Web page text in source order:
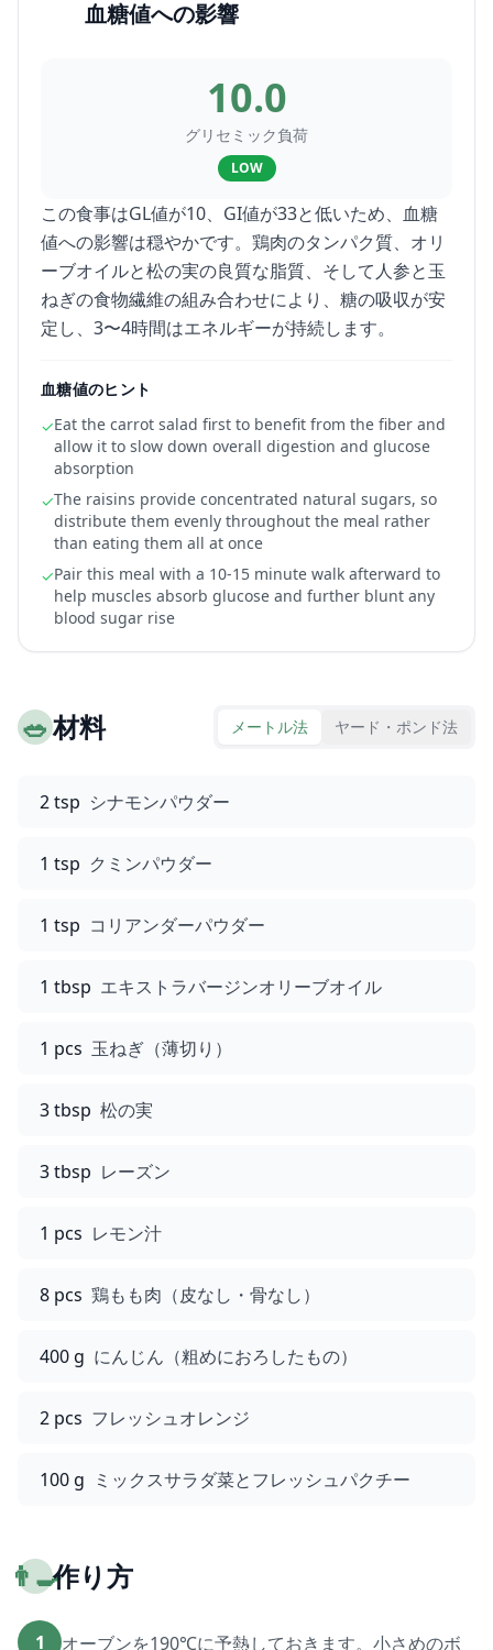
血糖値への影響
10.0
グリセミック負荷
LOW
この食事はGL値が10、GI値が33と低いため、血糖
値への影響は穏やかです。鶏肉のタンパク質、オリ
ーブオイルと松の実の良質な脂質、そして人参と玉
ねぎの食物繊維の組み合わせにより、糖の吸収が安
定し、3〜4時間はエネルギーが持続します。
血糖値のヒント
✓Eat the carrot salad first to benefit from the fiber and
allow it to slow down overall digestion and glucose
absorption
✓The raisins provide concentrated natural sugars, so
distribute them evenly throughout the meal rather
than eating them all at once
✓Pair this meal with a 10-15 minute walk afterward to
help muscles absorb glucose and further blunt any
blood sugar rise
🥗材料 メートル法 ヤード・ポンド法
2 tsp シナモンパウダー
1 tsp クミンパウダー
1 tsp コリアンダーパウダー
1 tbsp エキストラバージンオリーブオイル
1 pcs 玉ねぎ（薄切り）
3 tbsp 松の実
3 tbsp レーズン
1 pcs レモン汁
8 pcs 鶏もも肉（皮なし・骨なし）
400 g にんじん（粗めにおろしたもの）
2 pcs フレッシュオレンジ
100 g ミックスサラダ菜とフレッシュパクチー
👨‍🍳作り方
1 オーブンを190℃に予熱しておきます。小さめのボ